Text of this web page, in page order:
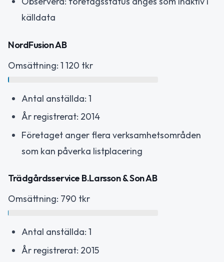
källdata
NordFusion AB
Omsättning: 1 120 tkr
Antal anställda: 1
År registrerat: 2014
Företaget anger flera verksamhetsområden
som kan påverka listplacering
Trädgårdsservice B.Larsson & Son AB
Omsättning: 790 tkr
Antal anställda: 1
År registrerat: 2015